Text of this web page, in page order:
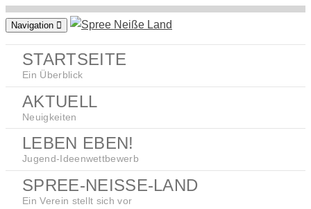
Zum
springen
Navigation
STARTSEITE
Ein Überblick
AKTUELL
Neuigkeiten
LEBEN EBEN!
Jugend-Ideenwettbewerb
SPREE-NEISSE-LAND
Ein Verein stellt sich vor